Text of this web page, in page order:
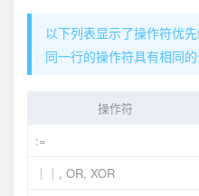
以下列表显示了操作符优
同一行的操作符具有相同的
操作符
:=
｜｜, OR, XOR